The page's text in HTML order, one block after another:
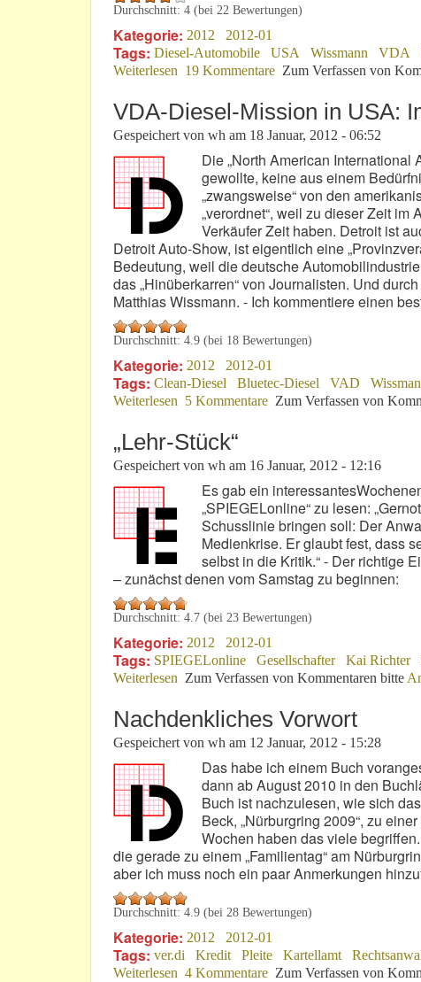
Durchschnitt: 4 (bei 22 Bewertungen)
Kategorie: 2012 2012-01
Tags: Diesel-Automobile USA Wissmann VDA
Weiterlesen über 18. Januar 2012: Lieber Leser!
19 Kommentare Zum Verfassen von
VDA-Diesel-Mission in USA:
Gespeichert von wh am 18 Januar, 2012 - 06:52
Die „North American
gewollte, keine aus einem
„zwangsweise“ von den
„verordnet“, weil zu dieser Zeit
Verkäufer Zeit haben. Detroit ist
Detroit Auto-Show, ist eigentlich eine
Bedeutung, weil die deutsche
das „Hinüberkarren“ von Journalisten. Und
Matthias Wissmann. - Ich kommentiere einen
Durchschnitt: 4.9 (bei 18 Bewertungen)
Kategorie: 2012 2012-01
Tags: Clean-Diesel Bluetec-Diesel VAD
Weiterlesen über VDA-Diesel-Mission in USA:
5 Kommentare Zum Verfassen von
„Lehr-Stück“
Gespeichert von wh am 16 Januar, 2012 - 12:16
Es gab ein
„SPIEGELonline“ zu lesen:
Schusslinie bringen soll: Der
Medienkrise. Er glaubt fest, dass
selbst in die Kritik.“ - Der richtige
– zunächst denen vom Samstag zu beginnen:
Durchschnitt: 4.7 (bei 23 Bewertungen)
Kategorie: 2012 2012-01
Tags: SPIEGELonline Gesellschafter Kai Richter
Weiterlesen über „Lehr-Stück“
Zum Verfassen von Kommentaren bitte
Nachdenkliches Vorwort
Gespeichert von wh am 12 Januar, 2012 - 15:28
Das habe ich einem Buch
dann ab August 2010 in den
Buch ist nachzulesen, wie sich
Beck, „Nürburgring 2009“, zu
Wochen haben das viele
die gerade zu einem „Familientag“ am
aber ich muss noch ein paar Anmerkungen
Durchschnitt: 4.9 (bei 28 Bewertungen)
Kategorie: 2012 2012-01
Tags: ver.di Kredit Pleite Kartellamt
Weiterlesen über Nachdenkliches Vorwort
4 Kommentare Zum Verfassen von